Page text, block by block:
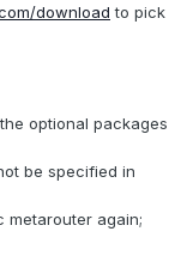
download to pick
optional packages
be specified in
metarouter again;